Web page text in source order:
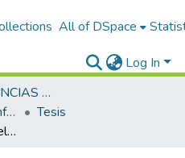
All of DSpace
Log In
FACULTAD DE CIENCIAS DE LA SALUD
Escuela Profesional de Enfermería
Tesis
Factores que influyen en el autocuidado de adultos mayores que viven en la comunidad. Ipress I-4 Bellavista Nanay.2025